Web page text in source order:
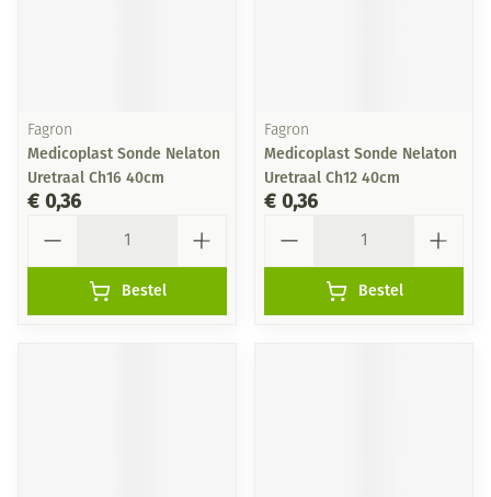
Fagron
Medicoplast Sonde Nelaton
Uretraal Ch16 40cm
€ 0,36
Bestel
Fagron
Medicoplast Sonde Nelaton
Uretraal Ch12 40cm
€ 0,36
Bestel